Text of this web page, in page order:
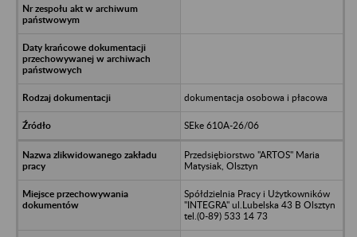
dokumentacja osobowa i płacowa
SEke 610A-26/06
Przedsiębiorstwo "ARTOS" Maria
Matysiak, Olsztyn
Spółdzielnia Pracy i Użytkowników
"INTEGRA" ul.Lubelska 43 B Olsztyn
tel.(0-89) 533 14 73